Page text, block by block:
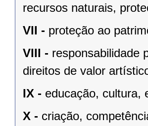
recursos naturais,
VII - proteção ao
VIII - responsabilidade
direitos de valor
IX - educação, cultura,
X - criação,